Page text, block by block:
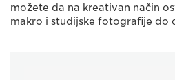
možete da na kreativan način
makro i studijske fotografije do